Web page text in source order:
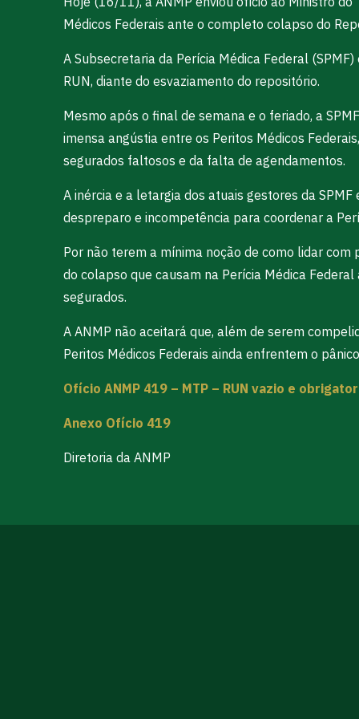
Médicos Federais ante o completo colapso do
A Subsecretaria da Perícia Médica Federal
RUN, diante do esvaziamento do repositório.
Mesmo após o final de semana e o feriado, a
imensa angústia entre os Peritos Médicos
segurados faltosos e da falta de agendamentos.
A inércia e a letargia dos atuais gestores da
despreparo e incompetência para coordenar a
Por não terem a mínima noção de como lidar
do colapso que causam na Perícia Médica
segurados.
A ANMP não aceitará que, além de serem
Peritos Médicos Federais ainda enfrentem o
Ofício ANMP 419 – MTP – RUN vazio e
Anexo Ofício 419
Diretoria da ANMP